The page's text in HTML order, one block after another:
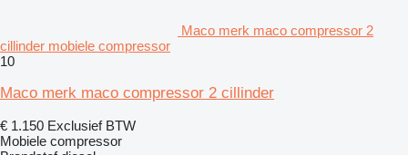
Maco merk maco compressor 2
cillinder mobiele compressor
10
Maco merk maco compressor 2 cillinder
€ 1.150 Exclusief BTW
Mobiele compressor